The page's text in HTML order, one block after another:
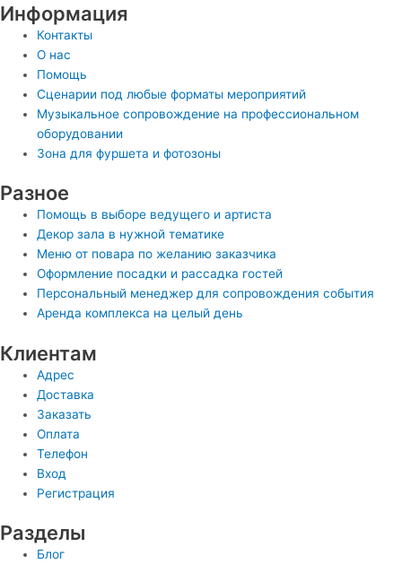
Информация
Контакты
О нас
Помощь
Сценарии под любые форматы мероприятий
Музыкальное сопровождение на профессиональном
оборудовании
Зона для фуршета и фотозоны
Разное
Помощь в выборе ведущего и артиста
Декор зала в нужной тематике
Меню от повара по желанию заказчика
Оформление посадки и рассадка гостей
Персональный менеджер для сопровождения события
Аренда комплекса на целый день
Клиентам
Адрес
Доставка
Заказать
Оплата
Телефон
Вход
Регистрация
Разделы
Блог